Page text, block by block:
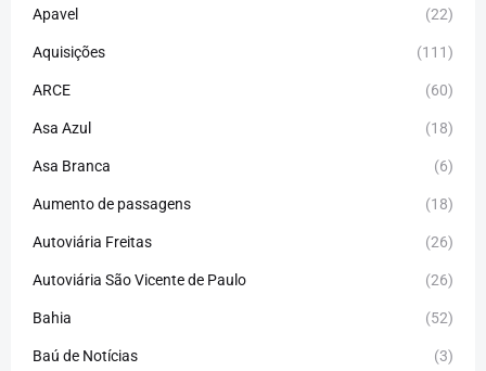
Apavel (22)
Aquisições (111)
ARCE (60)
Asa Azul (18)
Asa Branca (6)
Aumento de passagens (18)
Autoviária Freitas (26)
Autoviária São Vicente de Paulo (26)
Bahia (52)
Baú de Notícias (3)